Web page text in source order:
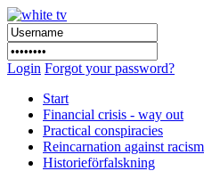
Login Forgot your password?
Start
Financial crisis - way out
Practical conspiracies
Reincarnation against racism
Historieförfalskning